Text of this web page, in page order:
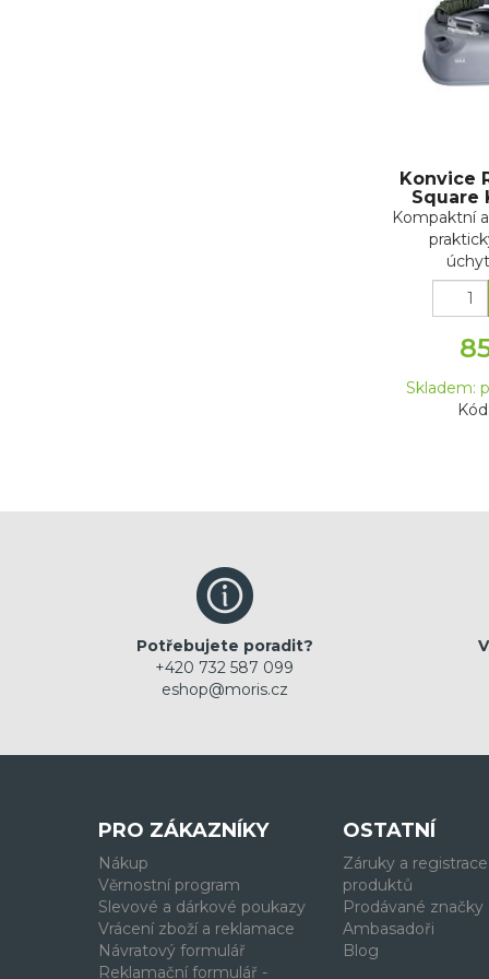
Konvice
Square
Kompaktní
Skladem:
Potřebujete poradit?
+420 732 587 099
eshop@moris.cz
PRO ZÁKAZNÍKY
Nákup
Věrnostní program
Slevové a dárkové poukazy
Vrácení zboží a reklamace
Návratový formulář
Reklamační formulář -
OSTATNÍ
Záruky a registrace
produktů
Prodávané značky
Ambasadoři
Blog